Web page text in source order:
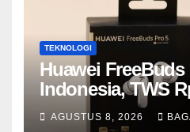
TEKNOLOGI
Huawei
Indonesia, TWS
dengan ANC AI
AGUSTUS 8, 2026